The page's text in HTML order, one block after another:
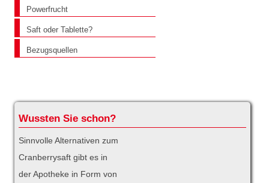
Powerfrucht
Saft oder Tablette?
Bezugsquellen
Wussten Sie schon?
Sinnvolle Alternativen zum
Cranberrysaft gibt es in
der Apotheke in Form von